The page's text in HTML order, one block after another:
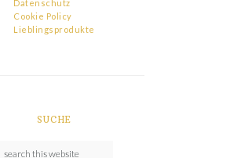
Datenschutz
Cookie Policy
Lieblingsprodukte
SUCHE